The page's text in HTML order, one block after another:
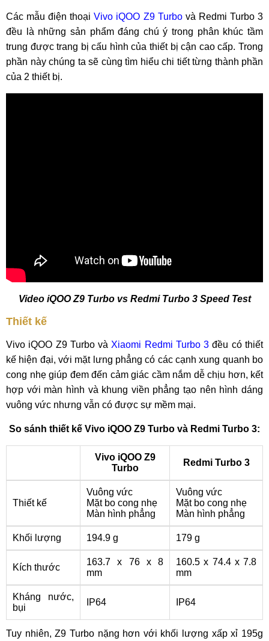
Các mẫu điện thoạiVivo iQOO Z9 Turbovà Redmi Turbo 3
đều là những sản phẩm đáng chú ý trong phân khúc tầm
trung được trang bị cấu hình của thiết bị cận cao cấp. Trong
phần này chúng ta sẽ cùng tìm hiểu chi tiết từng thành phần
của 2 thiết bị.
Video iQOO Z9 Turbo vs Redmi Turbo 3 Speed Test
Thiết kế
Vivo iQOO Z9 Turbo và Xiaomi Redmi Turbo 3 đều có thiết
kế hiện đại, với mặt lưng phẳng có các cạnh xung quanh bo
cong nhẹ giúp đem đến cảm giác cầm nắm dễ chịu hơn, kết
hợp với màn hình và khung viền phẳng tạo nên hình dáng
vuông vức nhưng vẫn có được sự mềm mại.
So sánh thiết kế Vivo iQOO Z9 Turbo và Redmi Turbo 3:
Vivo iQOO Z9
Turbo
Redmi Turbo 3
Thiết kế
Vuông vức
Mặt bo cong nhẹ
Màn hình phẳng
Vuông vức
Mặt bo cong nhẹ
Màn hình phẳng
Khối lượng 194.9 g 179 g
Kích thước
163.7 x 76 x 8
mm
160.5 x 74.4 x 7.8
mm
Kháng nước,
bụi
IP64 IP64
Tuy nhiên, Z9 Turbo nặng hơn với khối lượng xấp xỉ 195g